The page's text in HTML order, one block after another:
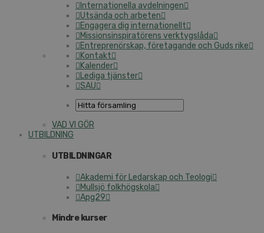
Internationella avdelningen
Utsända och arbeten
Engagera dig internationellt
Missionsinspiratörens verktygslåda
Entreprenörskap, företagande och Guds rike
Kontakt
Kalender
Lediga tjänster
SAU
VAD VI GÖR
UTBILDNING
UTBILDNINGAR
Akademi för Ledarskap och Teologi
Mullsjö folkhögskola
Apg29
Mindre kurser